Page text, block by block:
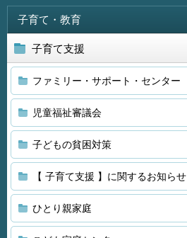
子育て・教育
子育て支援
ファミリー・サポート・センター
児童福祉審議会
子どもの貧困対策
【 子育て支援 】に関するお知らせ
ひとり親家庭